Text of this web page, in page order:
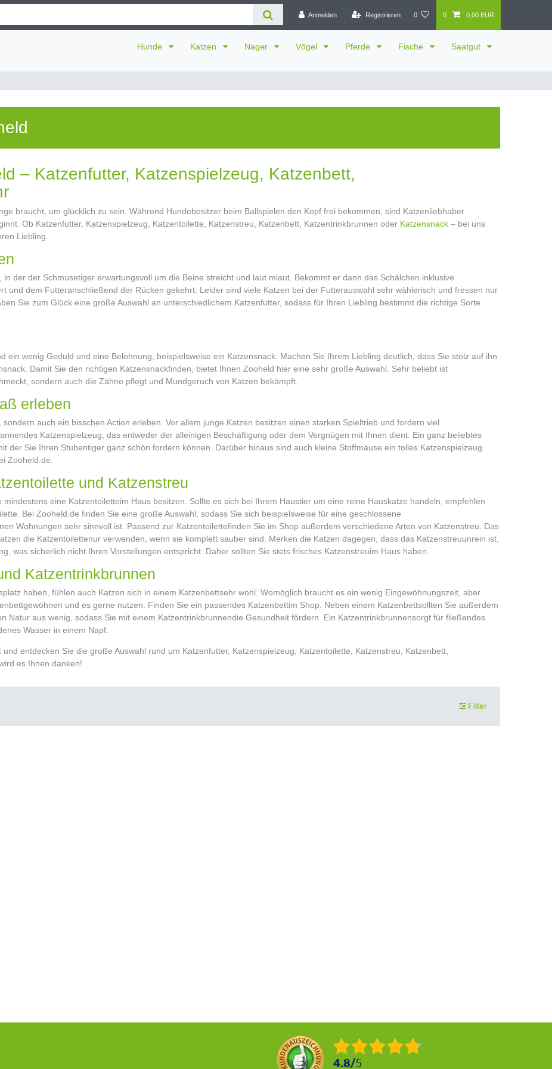
Anmelden Registrieren 0 0 0,00 EUR
Hunde Katzen Nager Vögel Pferde Fische Saatgut
– Katzenfutter, Katzenspielzeug, Katzenbett,
braucht, um glücklich zu sein. Während Hundebesitzer beim Ballspielen den Kopf frei bekommen, sind Katzenliebhaber
Ob Katzenfutter, Katzenspielzeug, Katzentoilette, Katzenstreu, Katzenbett, Katzentrinkbrunnen oder Katzensnack – bei uns
Liebling.
der der Schmusetiger erwartungsvoll um die Beine streicht und laut miaut. Bekommt er dann das Schälchen inklusive
und dem Futteranschließend der Rücken gekehrt. Leider sind viele Katzen bei der Futterauswahl sehr wählerisch und fressen nur
Sie zum Glück eine große Auswahl an unterschiedlichem Katzenfutter, sodass für Ihren Liebling bestimmt die richtige Sorte
ein wenig Geduld und eine Belohnung, beispielsweise ein Katzensnack. Machen Sie Ihrem Liebling deutlich, dass Sie stolz auf ihn
Damit Sie den richtigen Katzensnackfinden, bietet Ihnen Zooheld hier eine sehr große Auswahl. Sehr beliebt ist
sondern auch die Zähne pflegt und Mundgeruch von Katzen bekämpft.
erleben
auch ein bisschen Action erleben. Vor allem junge Katzen besitzen einen starken Spieltrieb und fordern viel
Katzenspielzeug, das entweder der alleinigen Beschäftigung oder dem Vergnügen mit Ihnen dient. Ein ganz beliebtes
der Sie Ihren Stubentiger ganz schön fordern können. Darüber hinaus sind auch kleine Stoffmäuse ein tolles Katzenspielzeug.
Zooheld.de.
und Katzenstreu
eine Katzentoiletteim Haus besitzen. Sollte es sich bei Ihrem Haustier um eine reine Hauskatze handeln, empfehlen
Bei Zooheld.de finden Sie eine große Auswahl, sodass Sie sich beispielsweise für eine geschlossene
Wohnungen sehr sinnvoll ist. Passend zur Katzentoilettefinden Sie im Shop außerdem verschiedene Arten von Katzenstreu. Das
die Katzentoilettenur verwenden, wenn sie komplett sauber sind. Merken die Katzen dagegen, dass das Katzenstreuunrein ist,
was sicherlich nicht Ihren Vorstellungen entspricht. Daher sollten Sie stets frisches Katzenstreuim Haus haben.
Katzentrinkbrunnen
haben, fühlen auch Katzen sich in einem Katzenbettsehr wohl. Womöglich braucht es ein wenig Eingewöhnungszeit, aber
und es gerne nutzen. Finden Sie ein passendes Katzenbettim Shop. Neben einem Katzenbettsollten Sie außerdem
Natur aus wenig, sodass Sie mit einem Katzentrinkbrunnendie Gesundheit fördern. Ein Katzentrinkbrunnensorgt für fließendes
Wasser in einem Napf.
und entdecken Sie die große Auswahl rund um Katzenfutter, Katzenspielzeug, Katzentoilette, Katzenstreu, Katzenbett,
es Ihnen danken!
Filter
4.8/5